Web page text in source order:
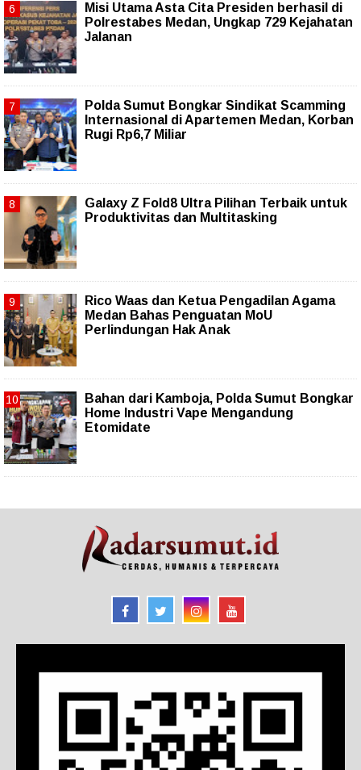
Misi Utama Asta Cita Presiden berhasil di
Polrestabes Medan, Ungkap 729 Kejahatan
Jalanan
Polda Sumut Bongkar Sindikat Scamming
Internasional di Apartemen Medan, Korban
Rugi Rp6,7 Miliar
Galaxy Z Fold8 Ultra Pilihan Terbaik untuk
Produktivitas dan Multitasking
Rico Waas dan Ketua Pengadilan Agama
Medan Bahas Penguatan MoU
Perlindungan Hak Anak
Bahan dari Kamboja, Polda Sumut Bongkar
Home Industri Vape Mengandung
Etomidate